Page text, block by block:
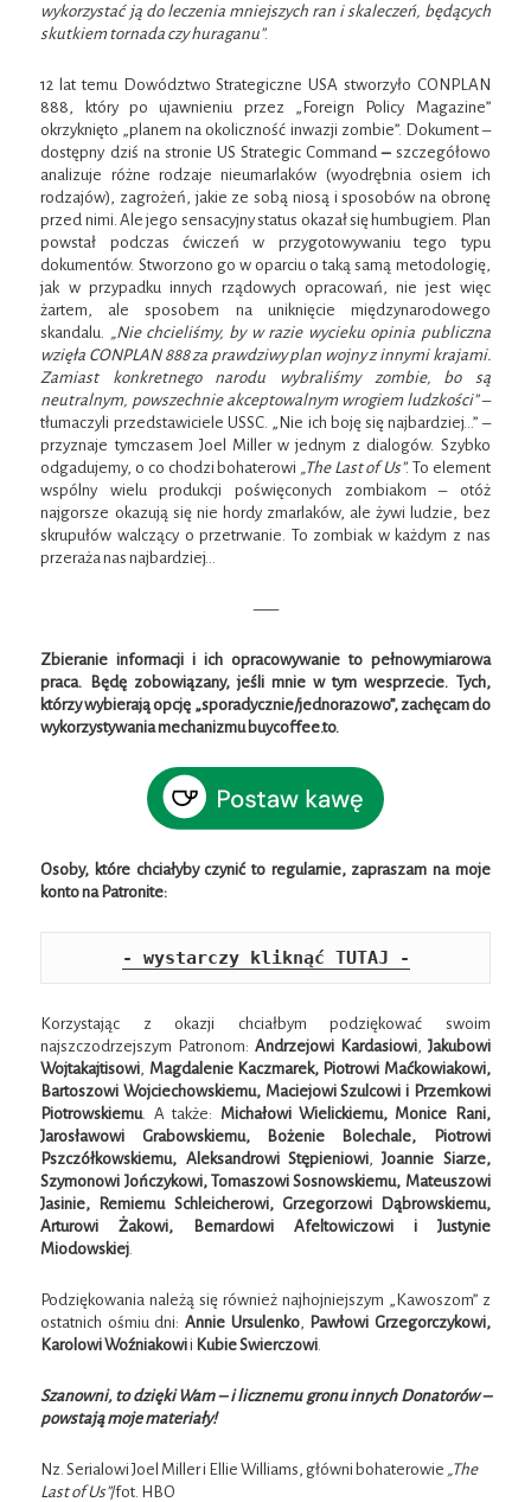
wykorzystać ją do leczenia mniejszych ran i skaleczeń, będących
skutkiem tornada czy huraganu”.
12 lat temu Dowództwo Strategiczne USA stworzyło CONPLAN
888, który po ujawnieniu przez „Foreign Policy Magazine”
okrzyknięto „planem na okoliczność inwazji zombie”. Dokument –
dostępny dziś na stronie US Strategic Command – szczegółowo
analizuje różne rodzaje nieumarlaków (wyodrębnia osiem ich
rodzajów), zagrożeń, jakie ze sobą niosą i sposobów na obronę
przed nimi. Ale jego sensacyjny status okazał się humbugiem. Plan
powstał podczas ćwiczeń w przygotowywaniu tego typu
dokumentów. Stworzono go w oparciu o taką samą metodologię,
jak w przypadku innych rządowych opracowań, nie jest więc
żartem, ale sposobem na uniknięcie międzynarodowego
skandalu. „Nie chcieliśmy, by w razie wycieku opinia publiczna
wzięła CONPLAN 888 za prawdziwy plan wojny z innymi krajami.
Zamiast konkretnego narodu wybraliśmy zombie, bo są
neutralnym, powszechnie akceptowalnym wrogiem ludzkości”–
tłumaczyli przedstawiciele USSC. „Nie ich boję się najbardziej…” –
przyznaje tymczasem Joel Miller w jednym z dialogów. Szybko
odgadujemy, o co chodzi bohaterowi „The Last of Us”. To element
wspólny wielu produkcji poświęconych zombiakom – otóż
najgorsze okazują się nie hordy zmarlaków, ale żywi ludzie, bez
skrupułów walczący o przetrwanie. To zombiak w każdym z nas
przeraża nas najbardziej…
—–
Zbieranie informacji i ich opracowywanie to pełnowymiarowa
praca. Będę zobowiązany, jeśli mnie w tym wesprzecie. Tych,
którzy wybierają opcję „sporadycznie/jednorazowo”, zachęcam do
wykorzystywania mechanizmu buycoffee.to.
Osoby, które chciałyby czynić to regularnie, zapraszam na moje
konto na Patronite:
- wystarczy kliknąć TUTAJ -
Korzystając z okazji chciałbym podziękować swoim
najszczodrzejszym Patronom: Andrzejowi Kardasiowi, Jakubowi
Wojtakajtisowi, Magdalenie Kaczmarek, Piotrowi Maćkowiakowi,
Bartoszowi Wojciechowskiemu, Maciejowi Szulcowi i Przemkowi
Piotrowskiemu. A także: Michałowi Wielickiemu, Monice Rani,
Jarosławowi Grabowskiemu, Bożenie Bolechale, Piotrowi
Pszczółkowskiemu, Aleksandrowi Stępieniowi,Joannie Siarze,
Szymonowi Jończykowi, Tomaszowi Sosnowskiemu, Mateuszowi
Jasinie, Remiemu Schleicherowi, Grzegorzowi Dąbrowskiemu,
Arturowi Żakowi, Bernardowi Afeltowiczowi i Justynie
Miodowskiej
Podziękowania należą się również najhojniejszym „Kawoszom” z
ostatnich ośmiu dni: Annie Ursulenko, Pawłowi Grzegorczykowi,
Karolowi Woźniakowii Kubie Swierczowi
Szanowni, to dzięki Wam – i licznemu gronu innych Donatorów –
powstają moje materiały!
Nz. Serialowi Joel Miller i Ellie Williams, główni bohaterowie „The
Last of Us”/fot. HBO